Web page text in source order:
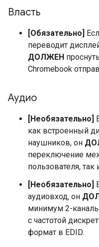
Власть
[Обязательно]
переводит
ДОЛЖЕН
Chromebook
Аудио
[Необязательно]
как встроенный
наушников, он
переключение
пользователя,
[Необязательно]
аудиовход, он
минимум 2-
с частотой
формат в EDID.